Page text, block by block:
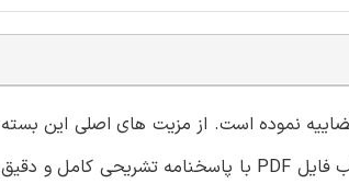
نموده است. از مزیت های اصلی این بسته
دارا بودن اصل سوالات حیطه عمومی ادوار گذشته به همراه سوالات تالیفی حیطه تخصصی در قالب فایل PDF با پاسخنامه تشریحی کامل و دقیق